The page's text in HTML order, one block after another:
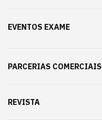
EVENTOS EXAME
PARCERIAS COMERCIAIS
REVISTA